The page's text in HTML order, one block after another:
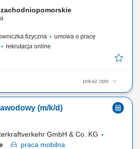
zachodniopomorskie
fizyczna
umowa o pracę
rekrutacja online
pokaż opis
godzinową brutto w wysokości 16,36 €. Na tę
wynagrodzenie w wysokości 15,15 € za
dodatek urlopowy i udział w zyskach. W
możesz też otrzymać dodatkowe
(m/k/d)
GmbH & Co. KG
praca mobilna